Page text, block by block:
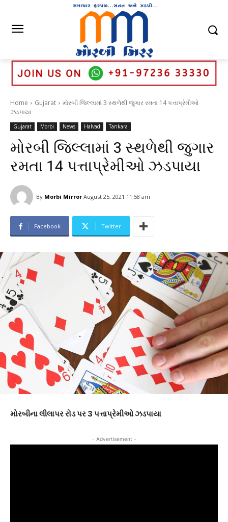
Home Gujarat
મોરબી જિલ્લામાં 3 સ્થળેથી જુગાર રમતા 14 પત્તાપ્રેમીઓ
ઝડપાયા
Gujarat Morbi News Halvad Tankara
મોરબી જિલ્લામાં 3 સ્થળેથી જુગાર
રમતા 14 પત્તાપ્રેમીઓ ઝડપાયા
By Morbi Mirror August 25, 2021 11:58 am
Facebook Twitter
મોરબીના લીલાપર રોડ પર 3 પત્તાપ્રેમીઓ ઝડપાયા
- Advertisement -